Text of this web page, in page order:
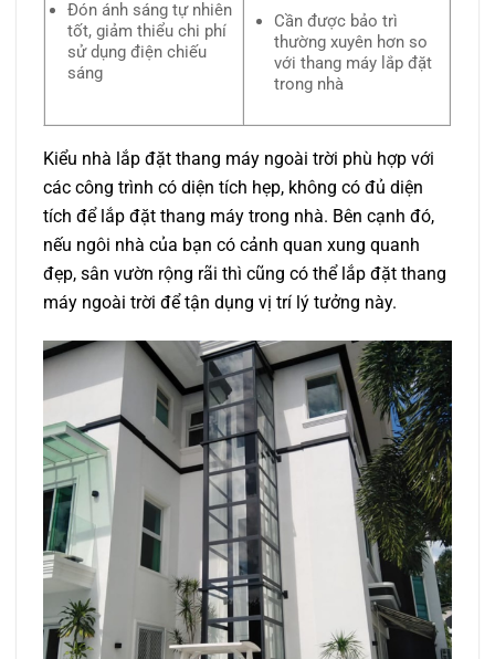
Đón ánh sáng tự nhiên
tốt, giảm thiểu chi phí
sử dụng điện chiếu
sáng
Cần được bảo trì
thường xuyên hơn so
với thang máy lắp đặt
trong nhà
Kiểu nhà lắp đặt thang máy ngoài trời phù hợp với
các công trình có diện tích hẹp, không có đủ diện
tích để lắp đặt thang máy trong nhà. Bên cạnh đó,
nếu ngôi nhà của bạn có cảnh quan xung quanh
đẹp, sân vườn rộng rãi thì cũng có thể lắp đặt thang
máy ngoài trời để tận dụng vị trí lý tưởng này.